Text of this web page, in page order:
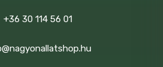
+36 30 114 56 01